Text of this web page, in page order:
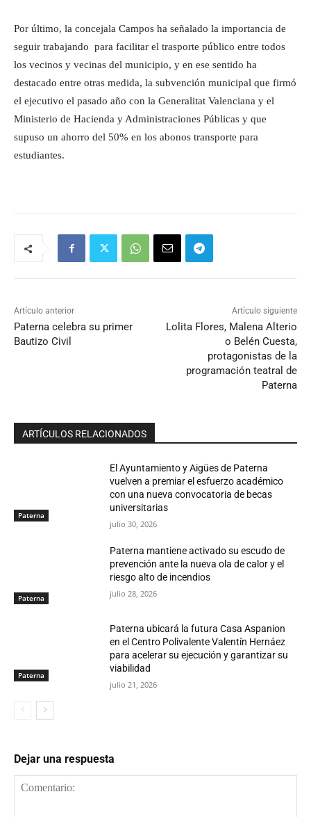
Por último, la concejala Campos ha señalado la importancia de
seguir trabajando para facilitar el trasporte público entre todos
los vecinos y vecinas del municipio, y en ese sentido ha
destacado entre otras medida, la subvención municipal que firmó
el ejecutivo el pasado año con la Generalitat Valenciana y el
Ministerio de Hacienda y Administraciones Públicas y que
supuso un ahorro del 50% en los abonos transporte para
estudiantes.
Artículo anterior
Paterna celebra su primer
Bautizo Civil
Artículo siguiente
Lolita Flores, Malena Alterio
o Belén Cuesta,
protagonistas de la
programación teatral de
Paterna
ARTÍCULOS RELACIONADOS
Paterna
El Ayuntamiento y Aigües de Paterna
vuelven a premiar el esfuerzo académico
con una nueva convocatoria de becas
universitarias
julio 30, 2026
Paterna
Paterna mantiene activado su escudo de
prevención ante la nueva ola de calor y el
riesgo alto de incendios
julio 28, 2026
Paterna
Paterna ubicará la futura Casa Aspanion
en el Centro Polivalente Valentín Hernáez
para acelerar su ejecución y garantizar su
viabilidad
julio 21, 2026
Dejar una respuesta